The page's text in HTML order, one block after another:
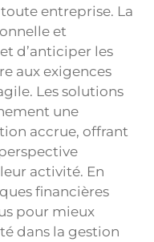
entreprise. La
et
d’anticiper les
aux exigences
Les solutions
une
accrue, offrant
activité. En
financières
pour mieux
dans la gestion